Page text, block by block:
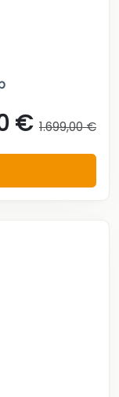
€ 1.699,00 €